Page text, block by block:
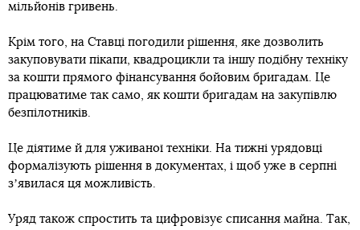
мільйонів гривень.
Крім того, на Ставці погодили рішення, яке дозволить
закуповувати пікапи, квадроцикли та іншу подібну техніку
за кошти прямого фінансування бойовим бригадам. Це
працюватиме так само, як кошти бригадам на закупівлю
безпілотників.
Це діятиме й для уживаної техніки. На тижні урядовці
формалізують рішення в документах, і щоб уже в серпні
зʼявилася ця можливість.
Уряд також спростить та цифровізує списання майна. Так,